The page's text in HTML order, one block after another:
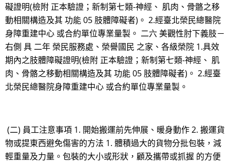
礙證明(檢附 正本驗證；新制第七類-神經、 肌肉、骨骼之移
動相關構造及其 功能 05 肢體障礙者)。 2.經臺北榮民總醫院
身障重建中心 或合約單位專業量製。 二六 美觀性肘下義肢－
右側 具 二年 榮民服務處、榮譽國民 之家、各級榮院 1.具效
期內之肢體障礙證明(檢附 正本驗證；新制第七類-神經、 肌
肉、骨骼之移動相關構造及其 功能 05 肢體障礙者)。 2.經臺
北榮民總醫院身障重建中心 或合約單位專業量製。
(二) 員工注意事項 1. 開始搬運前先伸展、暖身動作 2. 搬運貨
物或提東西避免傷害的方法 1. 體積過大的貨物分批包裝，減
輕重量及力量。包裝的大小或形狀，顧及攜帶或抓握 的方便